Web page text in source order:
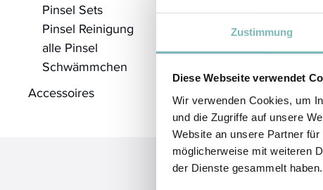
Zustimmung
Diese Webseite verwendet
Wir verwenden Cookies, um
und die Zugriffe auf unsere
Website an unsere Partner
möglicherweise mit weiteren
der Dienste gesammelt haben.
Pinsel Sets
Pinsel Reinigung
alle Pinsel
Schwämmchen
Accessoires